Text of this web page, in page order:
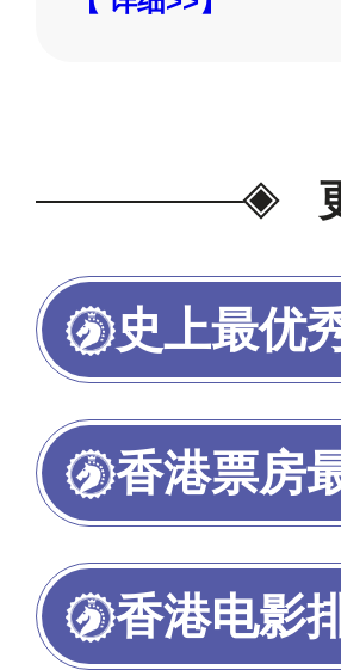
史上最优
香港票房
香港电影